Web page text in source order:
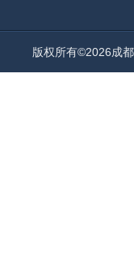
版权所有©2026成